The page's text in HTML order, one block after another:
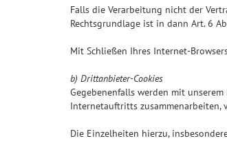
Falls die Verarbeitung nicht der
Rechtsgrundlage ist in dann Art. 6
Mit Schließen Ihres Internet-
b) Drittanbieter-Cookies
Gegebenenfalls werden mit
Internetauftritts zusammenarbeiten,
Die Einzelheiten hierzu,